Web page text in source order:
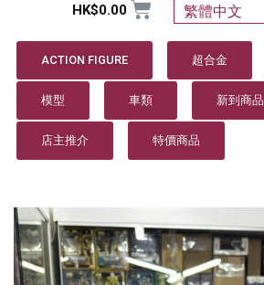
HK$0.00 繁體中文
ACTION FIGURE 超合金
模型 車類 新到商品
店主推介 特價商品